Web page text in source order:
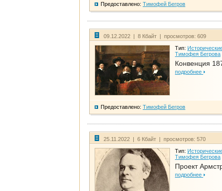
Предоставлено: Тимофей Бегров
09.12.2022 | 8 Кбайт | просмотров: 609
Тип:
Тимофея Бегрова
Конвенция
подробнее
Предоставлено: Тимофей Бегров
25.11.2022 | 6 Кбайт | просмотров: 570
Тип:
Тимофея Бегрова
Проект
подробнее